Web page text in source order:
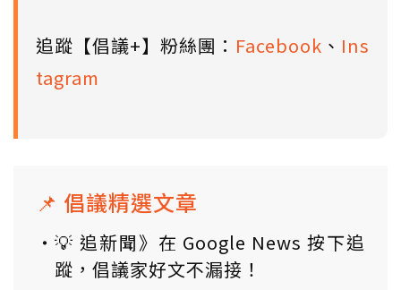
追蹤【倡議+】粉絲團： Facebook 、 Ins
tagram
📌 倡議精選文章
💡 追新聞》在 Google News 按下追
蹤，倡議家好文不漏接！